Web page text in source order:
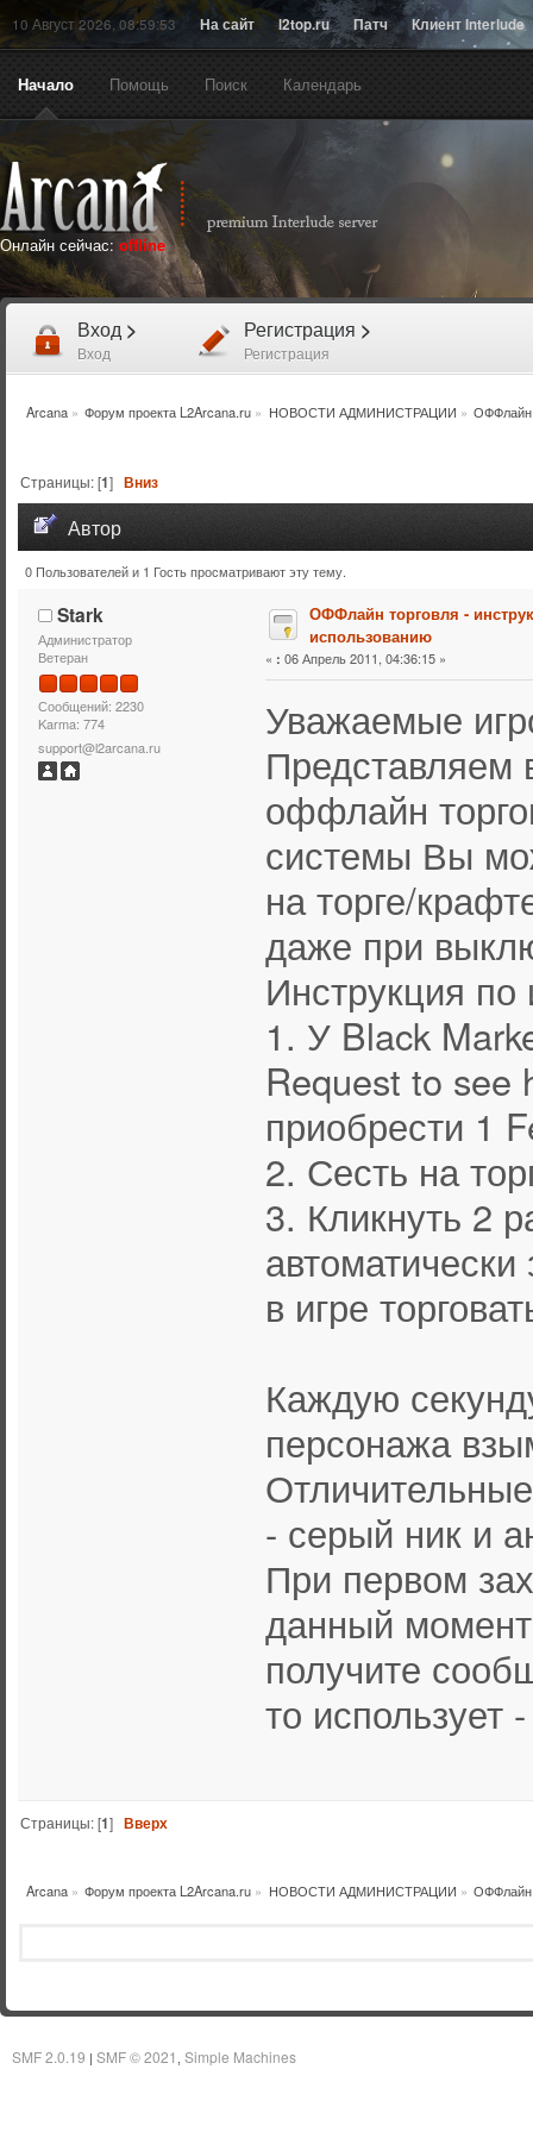
10 Август 2026, 08:59:53 На сайт l2top.ru Патч Клиент Interlude
Начало Помощь Поиск Календарь
Онлайн сейчас: offline
Вход >
Вход
Регистрация >
Регистрация
Arcana» Форум проекта L2Arcana.ru » НОВОСТИ АДМИНИСТРАЦИИ » ОФФлайн
Страницы: [1]Вниз
Автор
Тема: ОФФлайн торговля - инструкция по
0 Пользователей и 1 Гость просматривают эту тему.
Stark
Администратор
Ветеран
Сообщений: 2230
Karma: 774
support@l2arcana.ru
ОФФлайн торговля -
использованию
« : 06 Апрель 2011, 04:36:15 »
Уважаемые
оффлайн
системы Вы
на торге/
даже при
Инструкция
1. У Black
Request to see
приобрести 1
2. Сесть на
3. Кликнуть 2
в игре
Каждую
персонажа
- серый ник и
При первом
данный
получите
то использует
Страницы: [1]Вверх
Arcana» Форум проекта L2Arcana.ru » НОВОСТИ АДМИНИСТРАЦИИ » ОФФлайн
SMF 2.0.19 | SMF © 2021 Simple Machines